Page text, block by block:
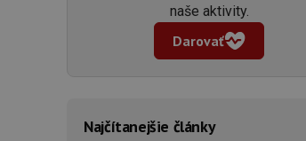
naše aktivity.
Darovať
Najčítanejšie články